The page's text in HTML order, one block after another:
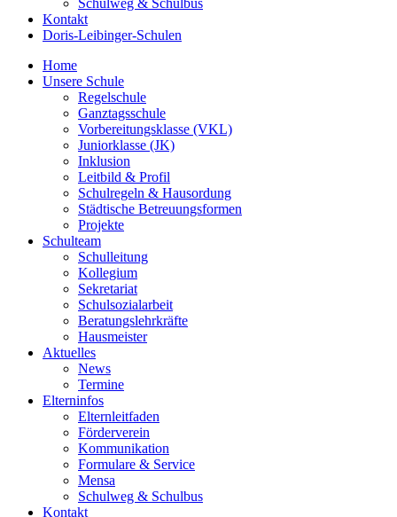
Kontakt
Doris-Leibinger-Schulen
Home
Unsere Schule
Regelschule
Ganztagsschule
Vorbereitungsklasse (VKL)
Juniorklasse (JK)
Inklusion
Leitbild & Profil
Schulregeln & Hausordung
Städtische Betreuungsformen
Projekte
Schulteam
Schulleitung
Kollegium
Sekretariat
Schulsozialarbeit
Beratungslehrkräfte
Hausmeister
Aktuelles
News
Termine
Elterninfos
Elternleitfaden
Förderverein
Kommunikation
Formulare & Service
Mensa
Schulweg & Schulbus
Kontakt